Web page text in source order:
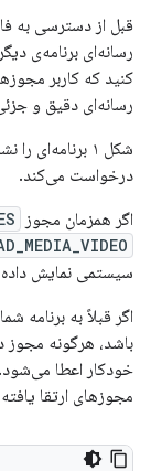
قبل از دسترسی به
رسانه‌ای برنامه‌ی
کنید که کاربر
رسانه‌ای دقیق و
شکل ۱ برنامه‌ای را نشان می‌دهد که مجوز
درخواست می‌کند.
اگر همزمان مجوز
سیستمی نمایش
اگر قبلاً به برنامه
باشد، هرگونه مجوز
مجوزهای ارتقا